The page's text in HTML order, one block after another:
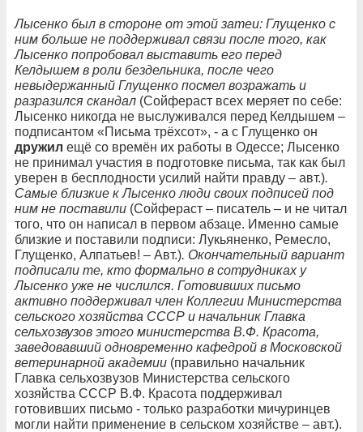
Лысенко был в стороне от этой затеи: Глущенко с
ним больше не поддерживал связи после того, как
Лысенко попробовал выставить его перед
Келдышем в роли бездельника, после чего
невыдержанный Глущенко посмел возражать и
разразился скандал (Сойфераст всех меряет по себе:
Лысенко никогда не выслуживался перед Келдышем –
подписантом «Письма трёхсот», - а с Глущенко он
дружил ещё со времён их работы в Одессе; Лысенко
не принимал участия в подготовке письма, так как был
уверен в бесплодности усилий найти правду – авт.).
Самые близкие к Лысенко люди своих подписей под
ним не поставили (Сойфераст – писатель – и не читал
того, что он написал в первом абзаце. Именно самые
близкие и поставили подписи: Лукьяненко, Ремесло,
Глущенко, Алпатьев! – Авт.). Окончательный вариант
подписали те, кто формально в сотрудниках у
Лысенко уже не числился. Готовивших письмо
активно поддерживал член Коллегии Министерства
сельского хозяйства СССР и начальник Главка
сельхозвузов этого министерства В.Ф. Красота,
заведовавший одновременно кафедрой в Московской
ветеринарной академии (правильно начальник
Главка сельхозвузов Министерства сельского
хозяйства СССР В.Ф. Красота поддерживал
готовивших письмо - только разработки мичуринцев
могли найти применение в сельском хозяйстве – авт.).